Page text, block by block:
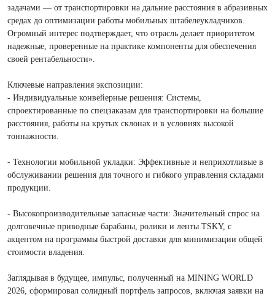
задачами — от транспортировки на дальние расстояния в абразивных
средах до оптимизации работы мобильных штабелеукладчиков.
Огромный интерес подтверждает, что отрасль делает приоритетом
надежные, проверенные на практике компоненты для обеспечения
своей рентабельности».
Ключевые направления экспозиции:
- Индивидуальные конвейерные решения: Системы,
спроектированные по спецзаказам для транспортировки на большие
расстояния, работы на крутых склонах и в условиях высокой
тоннажности.
- Технологии мобильной укладки: Эффективные и неприхотливые в
обслуживании решения для точного и гибкого управления складами
продукции.
- Высокопроизводительные запасные части: Значительный спрос на
долговечные приводные барабаны, ролики и ленты TSKY, с
акцентом на программы быстрой доставки для минимизации общей
стоимости владения.
Заглядывая в будущее, импульс, полученный на MINING WORLD
2026, сформировал солидный портфель запросов, включая заявки на